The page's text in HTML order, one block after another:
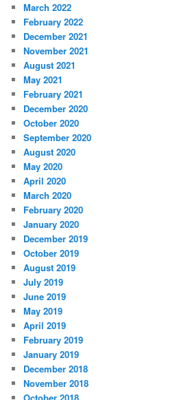
March 2022
February 2022
December 2021
November 2021
August 2021
May 2021
February 2021
December 2020
October 2020
September 2020
August 2020
May 2020
April 2020
March 2020
February 2020
January 2020
December 2019
October 2019
August 2019
July 2019
June 2019
May 2019
April 2019
February 2019
January 2019
December 2018
November 2018